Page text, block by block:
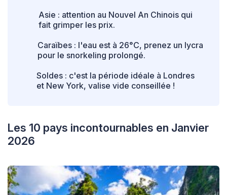
Asie : attention au Nouvel An Chinois qui
fait grimper les prix.
Caraïbes : l'eau est à 26°C, prenez un lycra
pour le snorkeling prolongé.
Soldes : c'est la période idéale à Londres
et New York, valise vide conseillée !
Les 10 pays incontournables en Janvier
2026